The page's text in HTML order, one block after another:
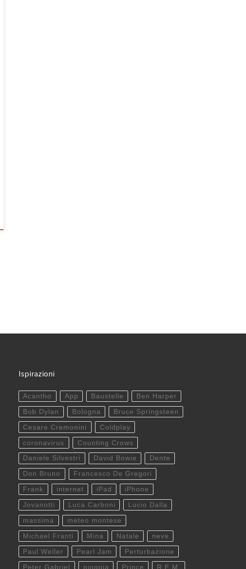
Ispirazioni
Acantho App Baustelle Ben Harper
Bob Dylan Bologna Bruce Springsteen
Cesare Cremonini Coldplay
coronavirus Counting Crows
Daniele Silvestri David Bowie Dente
Don Bruno Francesco De Gregori
Frank internet iPad iPhone
Jovanotti Luca Carboni Lucio Dalla
massima meteo montese
Michael Franti Mina Natale neve
Paul Weller Pearl Jam Perturbazione
Peter Gabriel pioggia Prince R.E.M.